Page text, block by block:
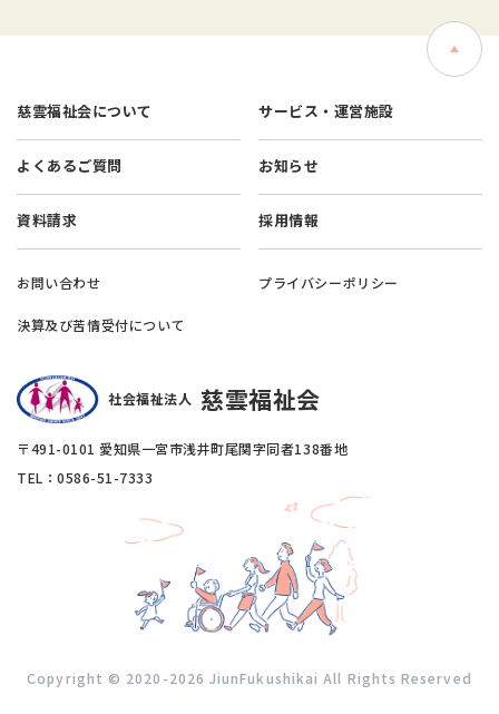
慈雲福祉会について サービス・運営施設
よくあるご質問 お知らせ
資料請求 採用情報
お問い合わせ プライバシーポリシー
決算及び苦情受付について
社会福祉法人 慈雲福祉会
〒491-0101 愛知県一宮市浅井町尾関字同者138番地
TEL：0586-51-7333
Copyright © 2020-2026 JiunFukushikai All Rights Reserved